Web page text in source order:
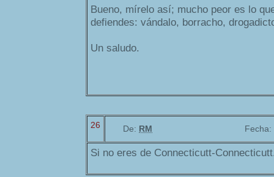
Bueno, mírelo así; mucho peor es lo
defiendes: vándalo, borracho,
Un saludo.
26 De: RM Fecha:
Si no eres de Connecticutt-